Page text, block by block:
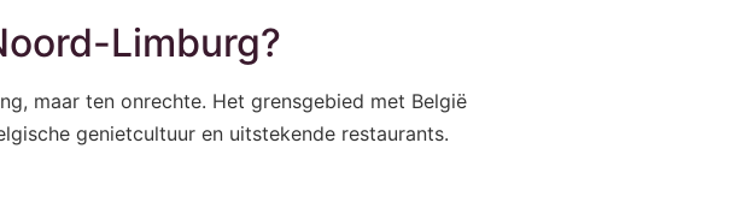
Limburg?
maar ten onrechte. Het grensgebied met België
genietcultuur en uitstekende restaurants.